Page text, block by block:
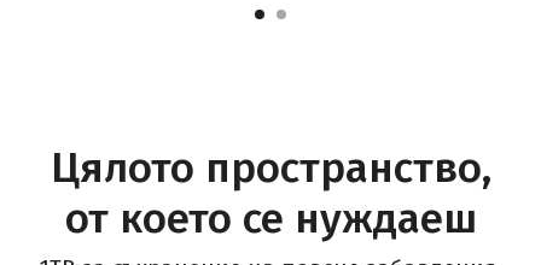
Цялото пространство,
от което се нуждаеш